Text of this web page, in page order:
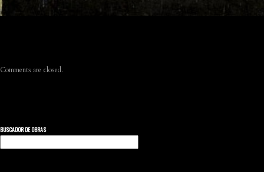
Comments are closed.
BUSCADOR DE OBRAS